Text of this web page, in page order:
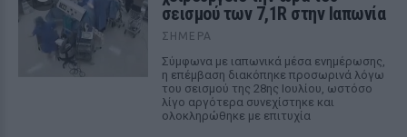
σεισμού των 7,1R στην Ιαπωνία
ΣΉΜΕΡΑ
Σύμφωνα με ιαπωνικά μέσα ενημέρωσης,
η επέμβαση διακόπηκε προσωρινά λόγω
του σεισμού της 28ης Ιουλίου, ωστόσο
λίγο αργότερα συνεχίστηκε και
ολοκληρώθηκε με επιτυχία